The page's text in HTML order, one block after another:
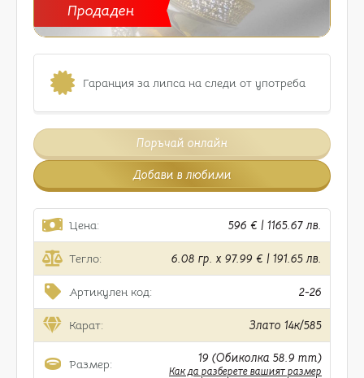
Продаден
Гаранция за липса на следи от употреба
Поръчай онлайн
Добави в любими
Цена: 596 € | 1165.67 лв.
Тегло: 6.08 гр. x 97.99 € | 191.65 лв.
Артикулен код: 2-26
Карат: Злато 14к/585
Размер: 19 (Обиколка 58.9 mm)
Как да разберете вашият размер